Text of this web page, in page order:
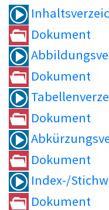
Dokument
Dokument
Dokument
Dokument
Index-/
Dokument